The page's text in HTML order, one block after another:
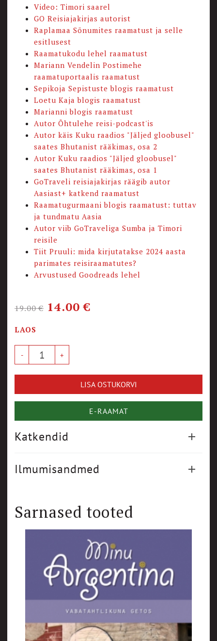
Video: Timori saarel
GO Reisiajakirjas autorist
Raplamaa Sõnumites raamatust ja selle
esitlusest
Raamatukodu lehel raamatust
Mariann Vendelin Postimehe
raamatuportaalis raamatust
Sepikoja Sepistuste blogis raamatust
Loetu Kaja blogis raamatust
Marianni blogis raamatust
Autor Õhtulehe reisi-podcast'is
Autor käis Kuku raadios "Jäljed gloobusel"
saates Bhutanist rääkimas, osa 2
Autor Kuku raadios "Jäljed gloobusel"
saates Bhutanist rääkimas, osa 1
GoTraveli reisiajakirjas räägib autor
Aasiast+ katkend raamatust
Raamatugurmaani blogis raamatust: tuttav
ja tundmatu Aasia
Autor viib GoTraveliga Sumba ja Timori
reisile
Tiit Pruuli: mida kirjutatakse 2024 aasta
parimates reisiraamatutes?
Arvustused Goodreads lehel
19.00€ 14.00€
LAOS
LISA OSTUKORVI
E-RAAMAT
Katkendid
Ilmumisandmed
Sarnased tooted